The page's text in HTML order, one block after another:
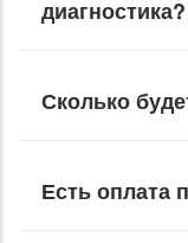
диагностика?
Сколько
Есть оплата